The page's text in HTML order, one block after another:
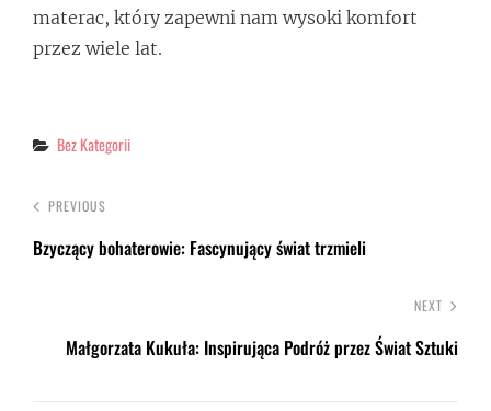
materac, który zapewni nam wysoki komfort
przez wiele lat.
Categories
Bez Kategorii
PREVIOUS
Bzyczący bohaterowie: Fascynujący świat trzmieli
NEXT
Małgorzata Kukuła: Inspirująca Podróż przez Świat Sztuki